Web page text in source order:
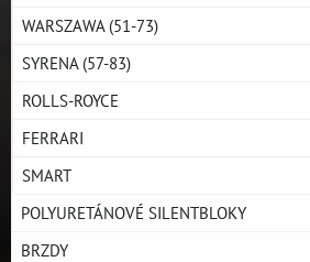
WARSZAWA (51-73)
SYRENA (57-83)
ROLLS-ROYCE
FERRARI
SMART
POLYURETÁNOVÉ SILENTBLOKY
BRZDY